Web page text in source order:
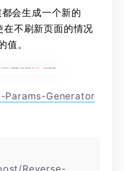
会生成一个新的
在不刷新页面的情况
值。
Params-Generator